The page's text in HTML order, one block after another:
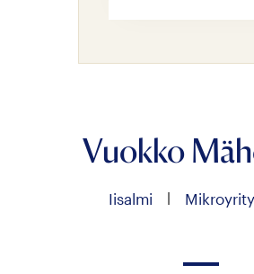
Vuokko
Iisalmi |